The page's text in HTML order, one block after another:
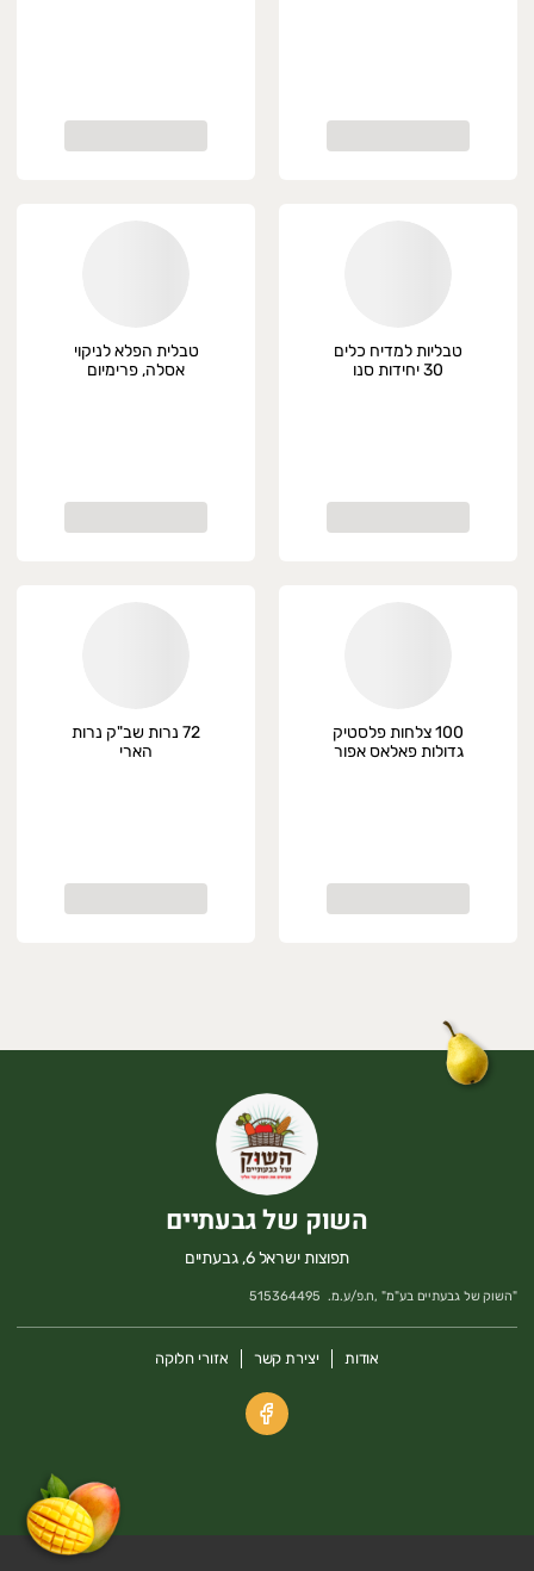
טבליות למדיח כלים
30 יחידות סנו
טבלית הפלא לניקוי
אסלה, פרימיום
100 צלחות פלסטיק
גדולות פאלאס אפור
72 נרות שב"ק נרות
הארי
השוק של גבעתיים
תפוצות ישראל 6, גבעתיים
"השוק של גבעתיים בע"מ" ,ח.פ/ע.מ. 515364495
אודות יצירת קשר אזורי חלוקה